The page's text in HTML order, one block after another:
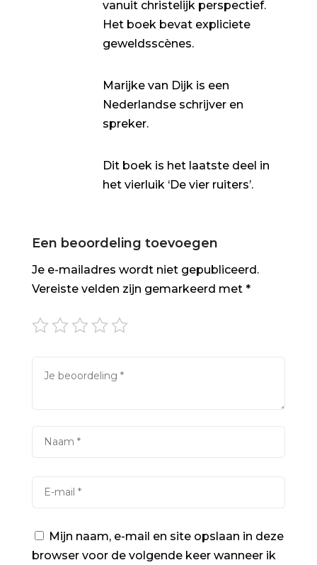
vanuit christelijk perspectief.
Het boek bevat expliciete
geweldsscènes.
Marijke van Dijk is een
Nederlandse schrijver en
spreker.
Dit boek is het laatste deel in
het vierluik ‘De vier ruiters’.
Een beoordeling toevoegen
Je e-mailadres wordt niet gepubliceerd.
Vereiste velden zijn gemarkeerd met *
Mijn naam, e-mail en site opslaan in deze
browser voor de volgende keer wanneer ik